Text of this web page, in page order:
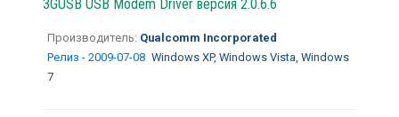
3GUSB USB Modem Driver версия 2.0.6.6
Производитель: Qualcomm Incorporated
Релиз - 2009-07-08 Windows XP, Windows Vista, Windows
7